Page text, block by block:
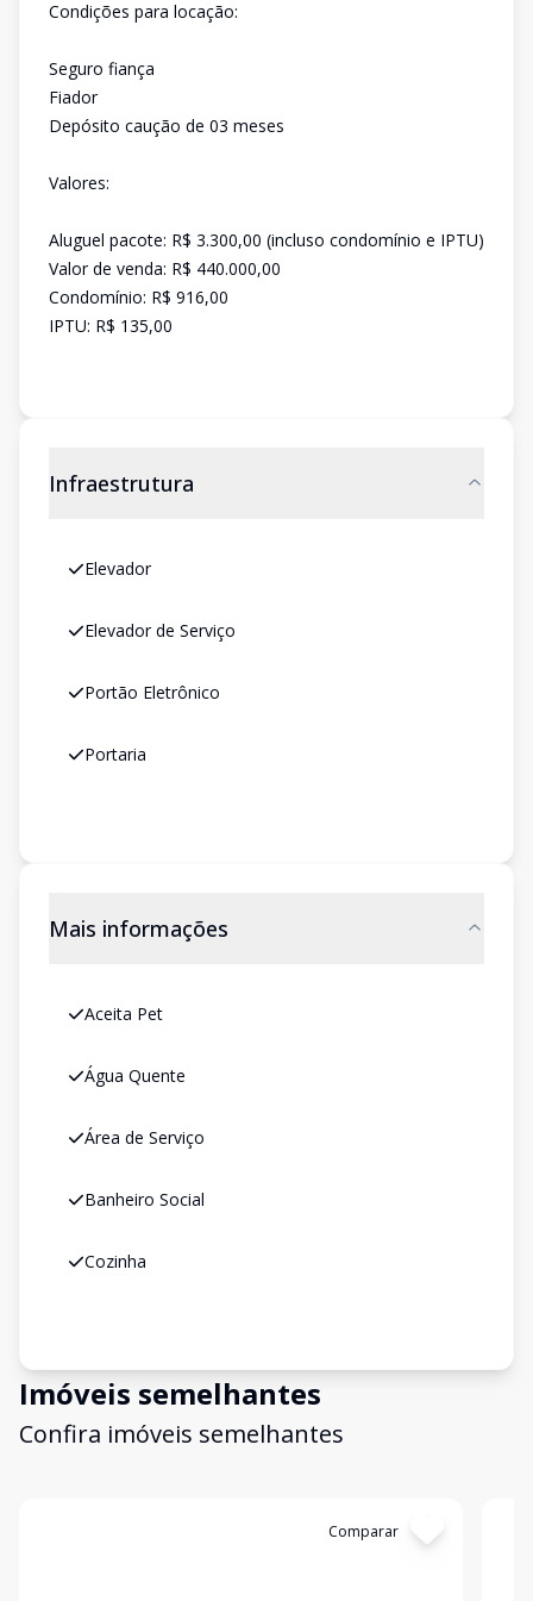
Condições para locação:
Seguro fiança
Fiador
Depósito caução de 03 meses
Valores:
Aluguel pacote: R$ 3.300,00 (incluso condomínio e IPTU)
Valor de venda: R$ 440.000,00
Condomínio: R$ 916,00
IPTU: R$ 135,00
Infraestrutura
Elevador
Elevador de Serviço
Portão Eletrônico
Portaria
Mais informações
Aceita Pet
Água Quente
Área de Serviço
Banheiro Social
Cozinha
Imóveis semelhantes
Confira imóveis semelhantes
Comparar